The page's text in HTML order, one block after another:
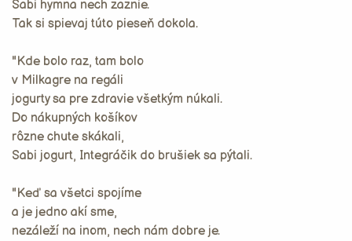
Sabi hymna nech zaznie.
Tak si spievaj túto pieseň dokola.
"Kde bolo raz, tam bolo
v Milkagre na regáli
jogurty sa pre zdravie všetkým núkali.
Do nákupných košíkov
rôzne chute skákali,
Sabi jogurt, Integráčik do brušiek sa pýtali.
"Keď sa všetci spojíme
a je jedno akí sme,
nezáleží na inom, nech nám dobre je.